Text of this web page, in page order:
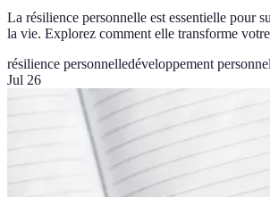
La résilience personnelle est essentielle pour
la vie. Explorez comment elle transforme
résilience personnelledéveloppement personnel
Jul 26